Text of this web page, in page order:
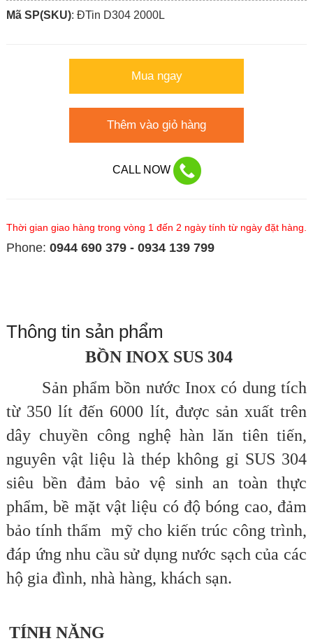
Mã SP(SKU): ÐTin D304 2000L
Mua ngay
Thêm vào giỏ hàng
CALL NOW
Thời gian giao hàng trong vòng 1 đến 2 ngày tính từ ngày đặt hàng.
Phone: 0944 690 379 - 0934 139 799
Thông tin sản phẩm
BỒN INOX SUS 304
Sản phẩm bồn nước Inox có dung tích
từ 350 lít đến 6000 lít, được sản xuất trên
dây chuyền công nghệ hàn lăn tiên tiến,
nguyên vật liệu là thép không gỉ SUS 304
siêu bền đảm bảo vệ sinh an toàn thực
phẩm, bề mặt vật liệu có độ bóng cao, đảm
bảo tính thẩm mỹ cho kiến trúc công trình,
đáp ứng nhu cầu sử dụng nước sạch của các
hộ gia đình, nhà hàng, khách sạn.
TÍNH NĂNG